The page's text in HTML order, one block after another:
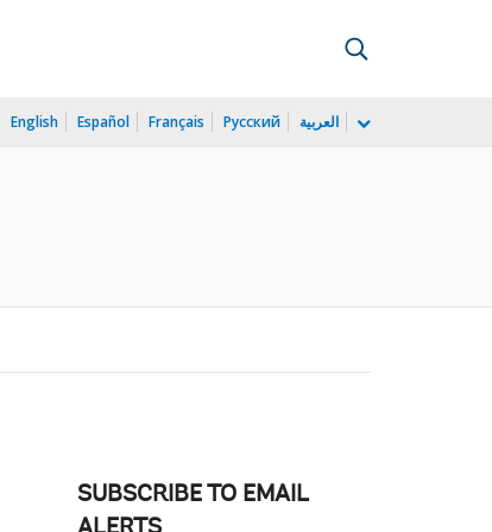
English Español Français Русский العربية
SUBSCRIBE TO EMAIL